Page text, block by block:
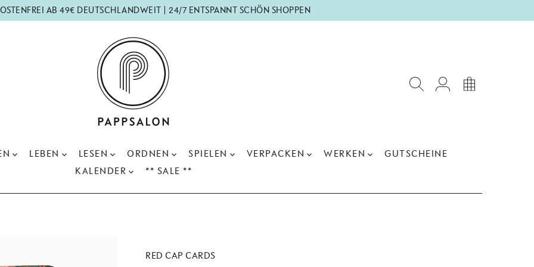
AB 49€ DEUTSCHLANDWEIT | 24/7 ENTSPANNT SCHÖN SHOPPEN
LEBEN LESEN ORDNEN SPIELEN VERPACKEN WERKEN
GUTSCHEINE
KALENDER
** SALE **
RED CAP CARDS